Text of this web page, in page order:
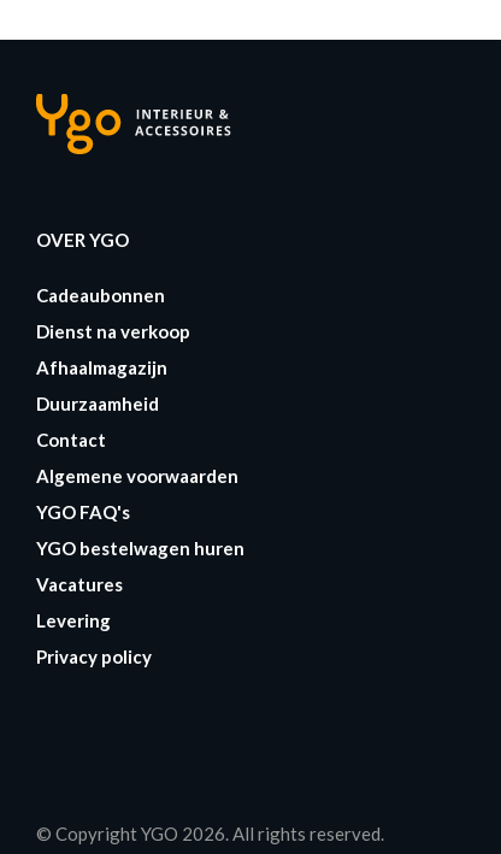
OVER YGO
Cadeaubonnen
Dienst na verkoop
Afhaalmagazijn
Duurzaamheid
Contact
Algemene voorwaarden
YGO FAQ's
YGO bestelwagen huren
Vacatures
Levering
Privacy policy
© Copyright YGO 2026. All rights reserved.